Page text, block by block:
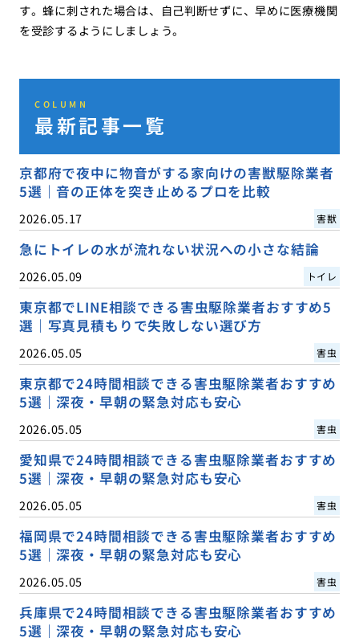
す。蜂に刺された場合は、自己判断せずに、早めに医療機関
を受診するようにしましょう。
COLUMN
最新記事一覧
京都府で夜中に物音がする家向けの害獣駆除業者
5選｜音の正体を突き止めるプロを比較
2026.05.17 害獣
急にトイレの水が流れない状況への小さな結論
2026.05.09 トイレ
東京都でLINE相談できる害虫駆除業者おすすめ5
選｜写真見積もりで失敗しない選び方
2026.05.05 害虫
東京都で24時間相談できる害虫駆除業者おすすめ
5選｜深夜・早朝の緊急対応も安心
2026.05.05 害虫
愛知県で24時間相談できる害虫駆除業者おすすめ
5選｜深夜・早朝の緊急対応も安心
2026.05.05 害虫
福岡県で24時間相談できる害虫駆除業者おすすめ
5選｜深夜・早朝の緊急対応も安心
2026.05.05 害虫
兵庫県で24時間相談できる害虫駆除業者おすすめ
5選｜深夜・早朝の緊急対応も安心